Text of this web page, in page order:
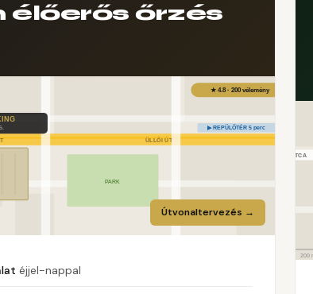
élőerős őrzés
Útvonaltervezés →
éjjel-nappal